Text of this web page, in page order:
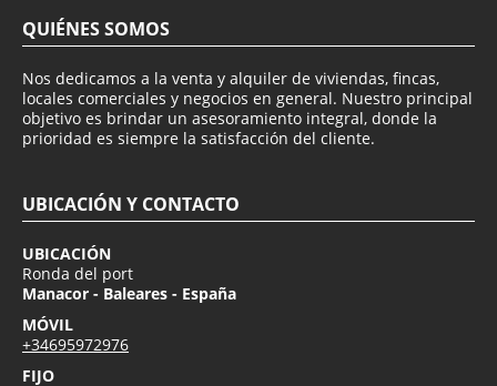
QUIÉNES SOMOS
Nos dedicamos a la venta y alquiler de viviendas, fincas,
locales comerciales y negocios en general. Nuestro principal
objetivo es brindar un asesoramiento integral, donde la
prioridad es siempre la satisfacción del cliente.
UBICACIÓN
Ronda del port
Manacor - Baleares - España
MÓVIL
+34695972976